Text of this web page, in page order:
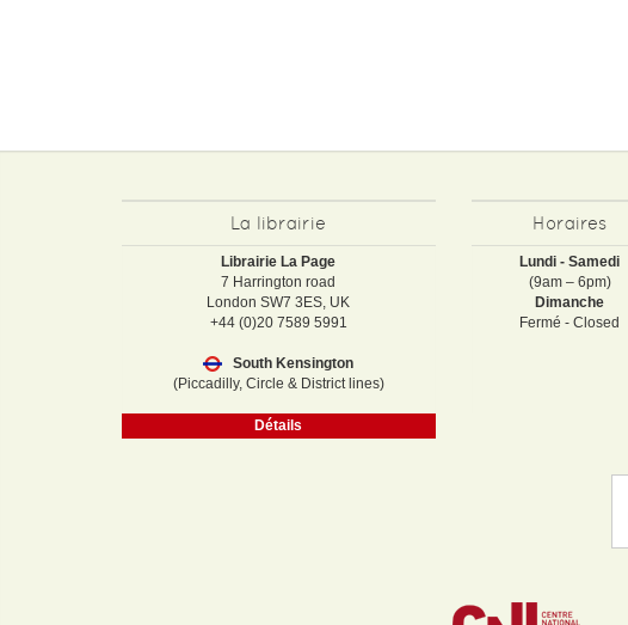
La librairie
Librairie La Page
7 Harrington road
London SW7 3ES, UK
+44 (0)20 7589 5991
South Kensington
(Piccadilly, Circle & District lines)
Détails
Horaires
Lundi - Samedi
(9am – 6pm)
Dimanche
Fermé - Closed